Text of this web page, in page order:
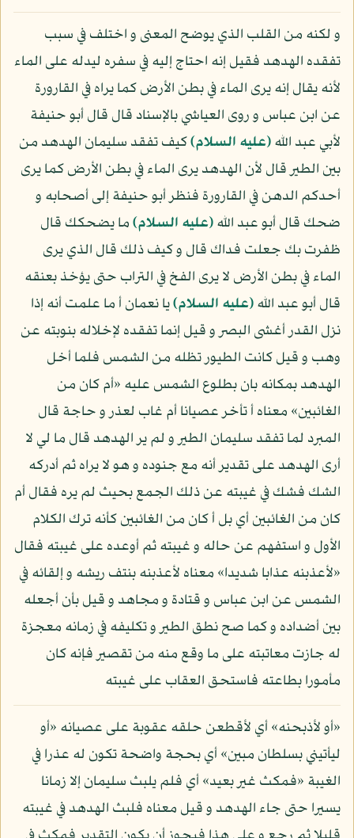
و لكنه من القلب الذي يوضح المعنى و اختلف في سبب
تفقده الهدهد فقيل إنه احتاج إليه في سفره ليدله على الماء
لأنه يقال إنه يرى الماء في بطن الأرض كما يراه في القارورة
عن ابن عباس و روى العياشي بالإسناد قال قال أبو حنيفة
لأبي عبد الله(عليه السلام)كيف تفقد سليمان الهدهد من
بين الطير قال لأن الهدهد يرى الماء في بطن الأرض كما يرى
أحدكم الدهن في القارورة فنظر أبو حنيفة إلى أصحابه و
ضحك قال أبو عبد الله(عليه السلام)ما يضحكك قال
ظفرت بك جعلت فداك قال و كيف ذلك قال الذي يرى
الماء في بطن الأرض لا يرى الفخ في التراب حتى يؤخذ بعنقه
قال أبو عبد الله(عليه السلام)يا نعمان أ ما علمت أنه إذا
نزل القدر أغشى البصر و قيل إنما تفقده لإخلاله بنوبته عن
وهب و قيل كانت الطيور تظله من الشمس فلما أخل
الهدهد بمكانه بان بطلوع الشمس عليه «أم كان من
الغائبين» معناه أ تأخر عصيانا أم غاب لعذر و حاجة قال
المبرد لما تفقد سليمان الطير و لم ير الهدهد قال ما لي لا
أرى الهدهد على تقدير أنه مع جنوده و هو لا يراه ثم أدركه
الشك فشك في غيبته عن ذلك الجمع بحيث لم يره فقال أم
كان من الغائبين أي بل أ كان من الغائبين كأنه ترك الكلام
الأول و استفهم عن حاله و غيبته ثم أوعده على غيبته فقال
«لأعذبنه عذابا شديدا» معناه لأعذبنه بنتف ريشه و إلقائه في
الشمس عن ابن عباس و قتادة و مجاهد و قيل بأن أجعله
بين أضداده و كما صح نطق الطير و تكليفه في زمانه معجزة
له جازت معاتبته على ما وقع منه من تقصير فإنه كان
مأمورا بطاعته فاستحق العقاب على غيبته
«أو لأذبحنه» أي لأقطعن حلقه عقوبة على عصيانه «أو
ليأتيني بسلطان مبين» أي بحجة واضحة تكون له عذرا في
الغيبة «فمكث غير بعيد» أي فلم يلبث سليمان إلا زمانا
يسيرا حتى جاء الهدهد و قيل معناه فلبث الهدهد في غيبته